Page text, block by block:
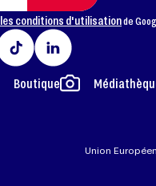
les conditions d'utilisationde
Boutique
Union